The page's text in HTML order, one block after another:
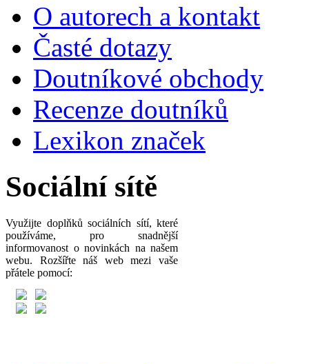
O autorech a kontakt
Časté dotazy
Doutníkové obchody
Recenze doutníků
Lexikon značek
Sociální sítě
Využijte doplňků sociálních sítí, které
používáme, pro snadnější
informovanost o novinkách na našem
webu. Rozšířte náš web mezi vaše
přátele pomocí: